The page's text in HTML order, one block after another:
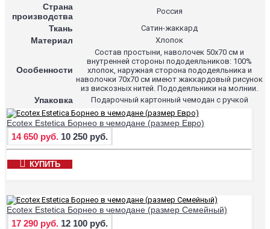
Страна
производства
Россия
Ткань Сатин-жаккард
Материал Хлопок
Особенности
Состав простыни, наволочек 50х70 см и
внутренней стороны пододеяльников: 100%
хлопок, наружная сторона пододеяльника и
наволочки 70х70 см имеют жаккардовый рисунок
из вискозных нитей. Пододеяльники на молнии.
Упаковка Подарочный картонный чемодан с ручкой
Ecotex Estetica Борнео в чемодане (размер Евро)
14 650 руб. 10 250 руб.
КУПИТЬ
Ecotex Estetica Борнео в чемодане (размер Семейный)
17 290 руб. 12 100 руб.